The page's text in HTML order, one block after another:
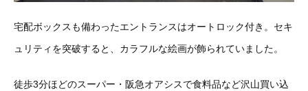
宅配ボックスも備わったエントランスはオートロック付き。セキ
ュリティを突破すると、カラフルな絵画が飾られていました。
徒歩3分ほどのスーパー・阪急オアシスで食料品など沢山買い込